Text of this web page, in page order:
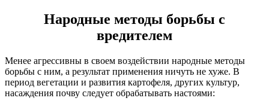
Народные методы борьбы с
вредителем
Менее агрессивны в своем воздействии народные методы
борьбы с ним, а результат применения ничуть не хуже. В
период вегетации и развития картофеля, других культур,
насаждения почву следует обрабатывать настоями: